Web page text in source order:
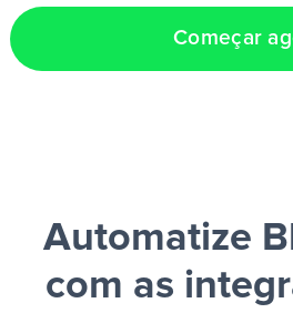
Começar
Automatize
com as